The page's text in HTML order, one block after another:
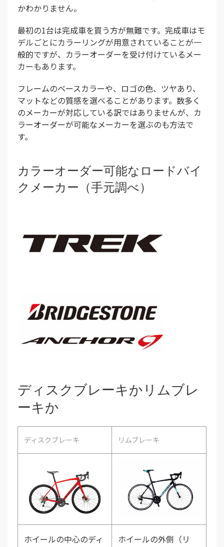
かわかりません。
最初の1台は完成車を買う方が無難です。完成車はモ
デルごとにカラーリングが用意されていることが一
般的ですが、カラーオーダーを受け付けているメー
カーもあります。
フレームのベースカラーや、ロゴの色、ツヤあり、
マットなどの質感を選べることがあります。数多く
のメーカーが対応している訳ではありませんが、カ
ラーオーダーが可能なメーカーを選ぶのも方法で
す。
カラーオーダー可能なロードバイ
クメーカー（手元調べ）
ディスクブレーキかリムブレ
ーキか
ディスクブレーキ リムブレーキ
ホイールの中心のディ
ホイールの外側（リ